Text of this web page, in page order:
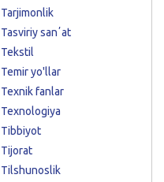
Tarjimonlik
Tasviriy sanʼat
Tekstil
Temir yo'llar
Texnik fanlar
Texnologiya
Tibbiyot
Tijorat
Tilshunoslik